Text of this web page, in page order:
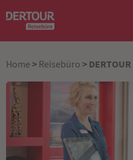
Home > Reisebüro >